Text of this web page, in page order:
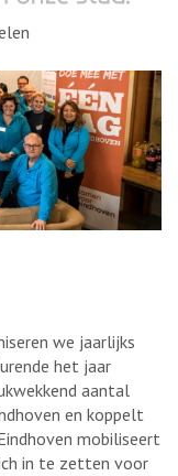
we jaarlijks
het jaar
aantal
en koppelt
mobiliseert
in te zetten voor